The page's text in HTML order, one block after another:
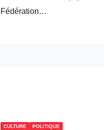
Fédération…
CULTURE POLITIQUE